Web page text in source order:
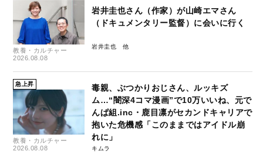
教養・カルチャー
2026.08.08
岩井圭也さん（作家）が山崎エマさん
（ドキュメンタリー監督）に会いに行く
岩井圭也
急上昇
教養・カルチャー
2026.08.08
毒親、ぶつかりおじさん、ルッキズ
ム…“闇深4コマ漫画”で10万いいね、元で
んぱ組.inc・鹿目凛がセカンドキャリアで
抱いた危機感「このままではアイドル崩
れに」
キムラ